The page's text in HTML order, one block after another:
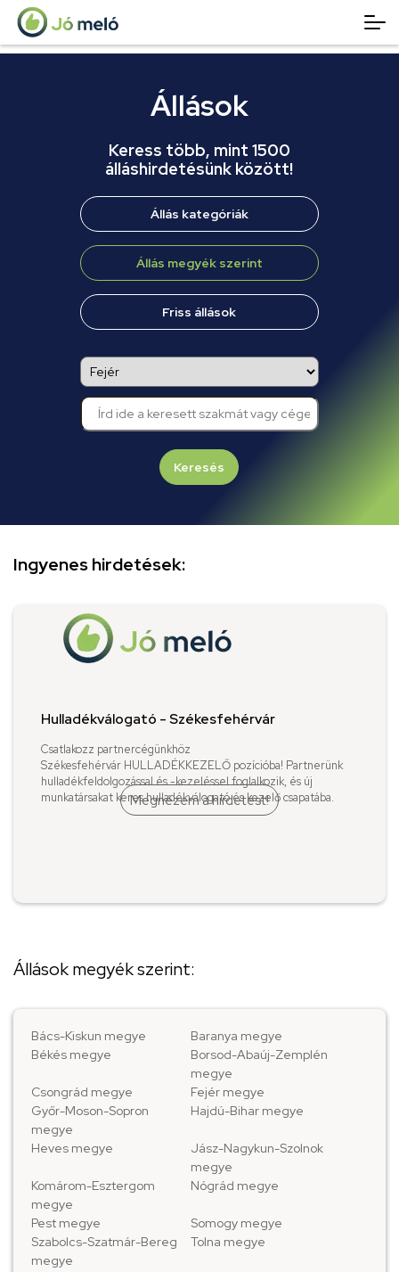
Állások
Keress több, mint 1500
álláshirdetésünk között!
Állás kategóriák
Állás megyék szerint
Friss állások
Keresés
Ingyenes hirdetések:
Hulladékválogató - Székesfehérvár
Csatlakozz partnercégünkhöz
Székesfehérvár HULLADÉKKEZELŐ pozícióba! Partnerünk
hulladékfeldolgozással és -kezeléssel foglalkozik, és új
munkatársakat keres hulladékválogató és kezelő csapatába.
Megnézem a hirdetést!
Állások megyék szerint:
Bács-Kiskun megye
Baranya megye
Békés megye
Borsod-Abaúj-Zemplén
megye
Csongrád megye
Fejér megye
Győr-Moson-Sopron
megye
Hajdú-Bihar megye
Heves megye
Jász-Nagykun-Szolnok
megye
Komárom-Esztergom
megye
Nógrád megye
Pest megye
Somogy megye
Szabolcs-Szatmár-Bereg
megye
Tolna megye